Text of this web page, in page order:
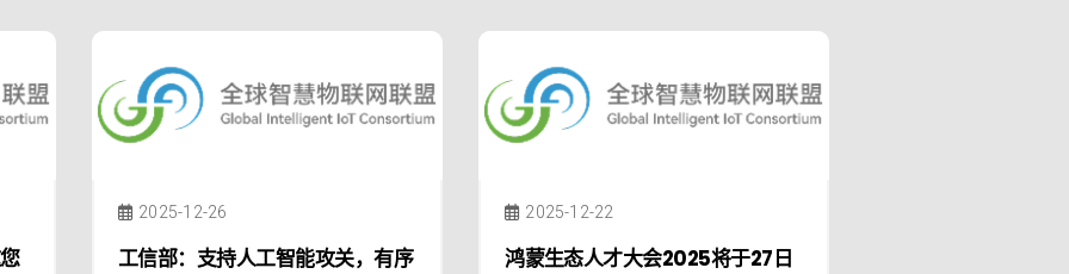
2025-12-26
工信部：支持人工智能攻关，有序
2025-12-22
鸿蒙生态人才大会2025将于27日